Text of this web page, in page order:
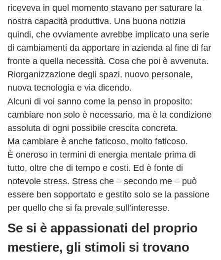
riceveva in quel momento stavano per saturare la
nostra capacità produttiva. Una buona notizia
quindi, che ovviamente avrebbe implicato una serie
di cambiamenti da apportare in azienda al fine di far
fronte a quella necessità. Cosa che poi è avvenuta.
Riorganizzazione degli spazi, nuovo personale,
nuova tecnologia e via dicendo.
Alcuni di voi sanno come la penso in proposito:
cambiare non solo è necessario, ma è la condizione
assoluta di ogni possibile crescita concreta.
Ma cambiare è anche faticoso, molto faticoso.
È oneroso in termini di energia mentale prima di
tutto, oltre che di tempo e costi. Ed è fonte di
notevole stress. Stress che – secondo me – può
essere ben sopportato e gestito solo se la passione
per quello che si fa prevale sull’interesse.
Se si è appassionati del proprio
mestiere, gli stimoli si trovano